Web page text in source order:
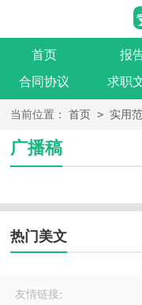
首页 报
合同协议
求职
当前位置： 首页 > 实用
广播稿
热门美文
友情链接: